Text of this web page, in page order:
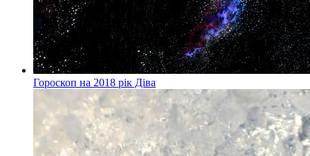
Гороскоп на 2018 рік Діва